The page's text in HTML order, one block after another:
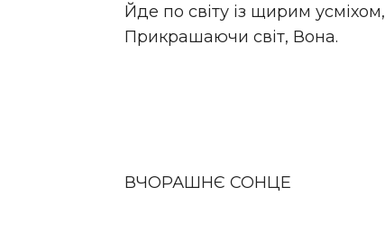
Йде по світу із щирим усміхом,
Прикрашаючи світ, Вона.
ВЧОРАШНЄ СОНЦЕ